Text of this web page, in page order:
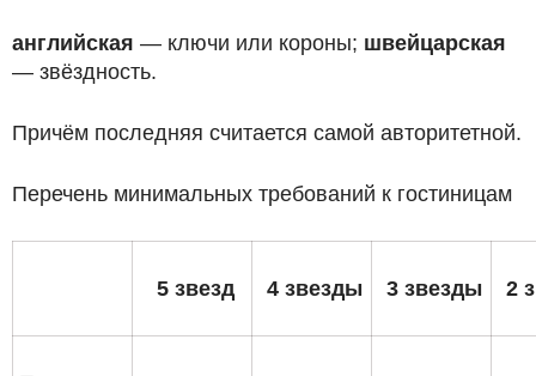
английская — ключи или короны; швейцарская
— звёздность.
Причём последняя считается самой авторитетной.
Перечень минимальных требований к гостиницам
5 звезд 4 звезды 3 звезды 2